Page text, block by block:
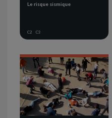
Le risque sismique
C2 C3